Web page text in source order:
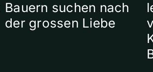
Bauern suchen nach
der grossen Liebe